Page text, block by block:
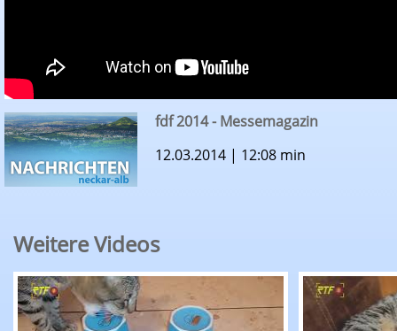
fdf 2014 - Messemagazin
12.03.2014 | 12:08 min
Weitere Videos
Das RTF.1 Fußball-Katzenorakel mit Kleo:
RTF.1-